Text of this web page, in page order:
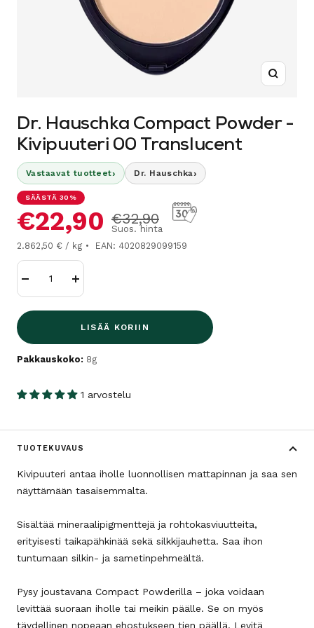
Dr. Hauschka Compact Powder -
Kivipuuteri 00 Translucent
Vastaavat tuotteet› Dr. Hauschka›
SÄÄSTÄ 30%
Alennushinta
€22,90 Normaalihinta
€32,90
Suos. hinta
2.862,50 € / kg EAN: 4020829099159
Lisää
LISÄÄ KORIIN
Pakkauskoko: 8g
1 arvostelu
TUOTEKUVAUS
Kivipuuteri antaa iholle luonnollisen mattapinnan ja saa sen
näyttämään tasaisemmalta.
Sisältää mineraalipigmenttejä ja rohtokasviuutteita,
erityisesti taikapähkinää sekä silkkijauhetta. Saa ihon
tuntumaan silkin- ja sametinpehmeältä.
Pysy joustavana Compact Powderilla – joka voidaan
levittää suoraan iholle tai meikin päälle. Se on myös
täydellinen nopeaan ehostukseen tien päällä. Levitä